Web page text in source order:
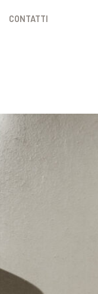
CONTATTI